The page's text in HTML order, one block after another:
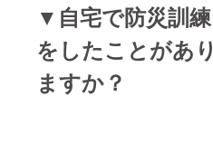
▼自宅で防災訓練
をしたことがあり
ますか？